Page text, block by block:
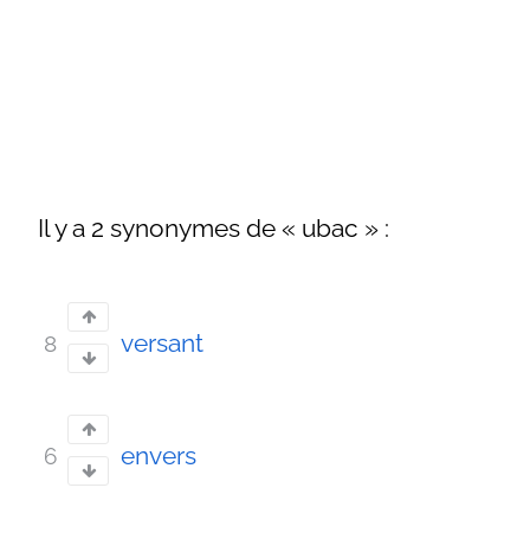
Il y a 2 synonymes de « ubac » :
8 versant
6 envers